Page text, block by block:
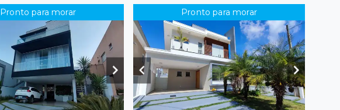
Pronto para morar Pronto para morar